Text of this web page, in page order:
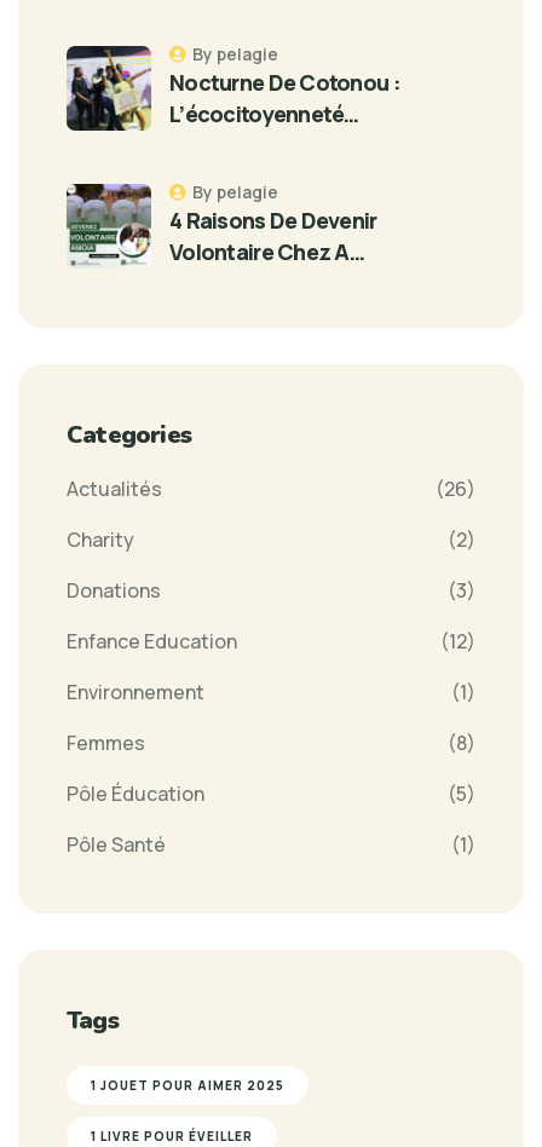
Nocturne De Cotonou :
L’écocitoyenneté…
By pelagie
4 Raisons De Devenir
Volontaire Chez A…
By pelagie
Categories
Actualités
(26)
Charity
(2)
Donations
(3)
Enfance Education
(12)
Environnement
(1)
Femmes
(8)
Pôle Éducation
(5)
Pôle Santé
(1)
Tags
1 JOUET POUR AIMER 2025
1 LIVRE POUR ÉVEILLER